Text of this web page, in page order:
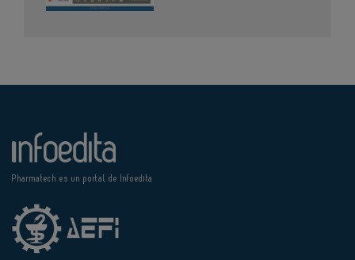
Pharmatech es un portal de Infoedita